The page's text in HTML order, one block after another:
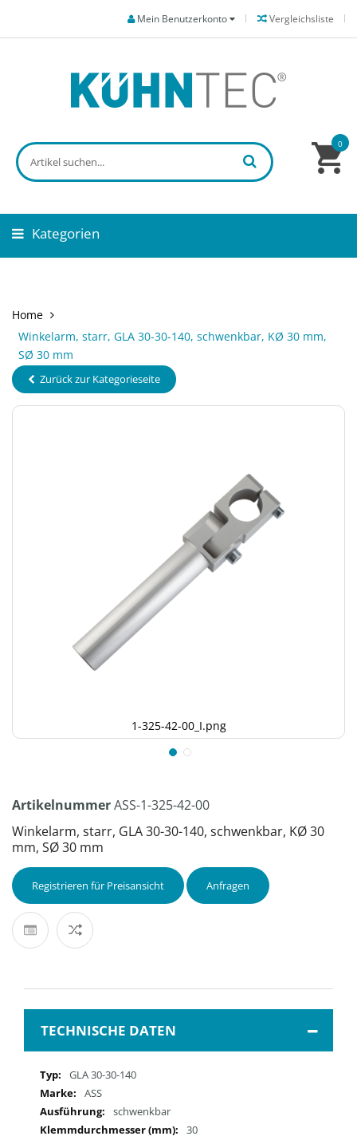
Vergleichsliste
Mein Benutzerkonto
0
Kategorien
Home
Winkelarm, starr, GLA 30-30-140, schwenkbar, KØ 30 mm,
SØ 30 mm
Zurück zur Kategorieseite
1-325-42-00_I.png
ArtikelnummerASS-1-325-42-00
Winkelarm, starr, GLA 30-30-140, schwenkbar, KØ 30
mm, SØ 30 mm
Registrieren für Preisansicht Anfragen
TECHNISCHE DATEN
Mehr
Informationen
GLA 30-30-140
ASS
schwenkbar
30